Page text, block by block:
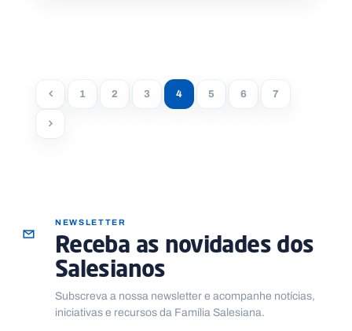
1 2 3 4 5 6 7
NEWSLETTER
Receba as novidades dos
Salesianos
Subscreva a nossa newsletter e acompanhe notícias,
iniciativas e recursos da Família Salesiana.